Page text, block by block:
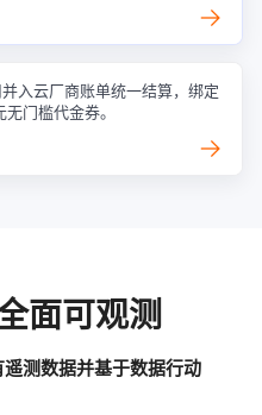
→
入云厂商账单统一结算，绑定
门槛代金券。
→
面可观测
测数据并基于数据行动